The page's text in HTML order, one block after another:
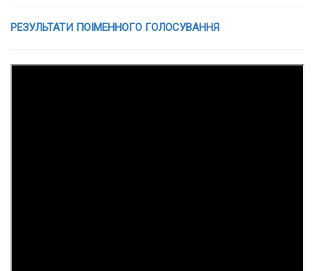
РЕЗУЛЬТАТИ ПОІМЕННОГО ГОЛОСУВАННЯ